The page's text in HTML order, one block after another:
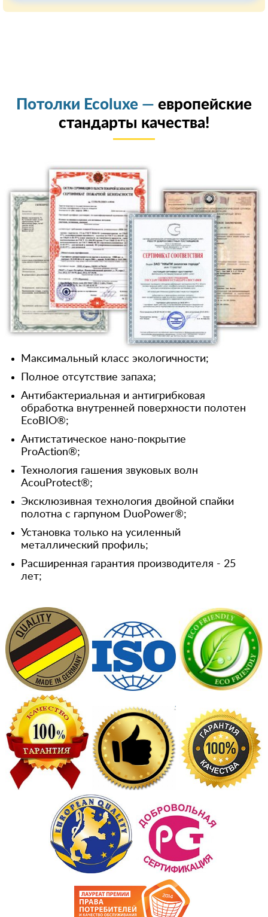
Потолки Ecoluxe — европейские
стандарты качества!
Максимальный класс экологичности;
Полное отсутствие запаха;
Антибактериальная и антигрибковая
обработка внутренней поверхности полотен
EcoBIO®;
Антистатическое нано-покрытие
ProAction®;
Технология гашения звуковых волн
AcouProtect®;
Эксклюзивная технология двойной спайки
полотна с гарпуном DuoPower®;
Установка только на усиленный
металлический профиль;
Расширенная гарантия производителя - 25
лет;